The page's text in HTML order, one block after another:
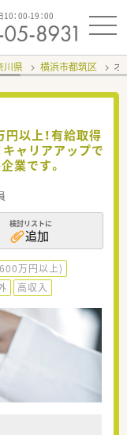
：00-19：00
川県 横浜市都筑区 オ
以上！有給取得
ャリアアップで
業です。
検討リストに
追加
万円以上)
高収入